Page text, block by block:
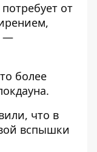
от
—
более
.
что в
вспышки